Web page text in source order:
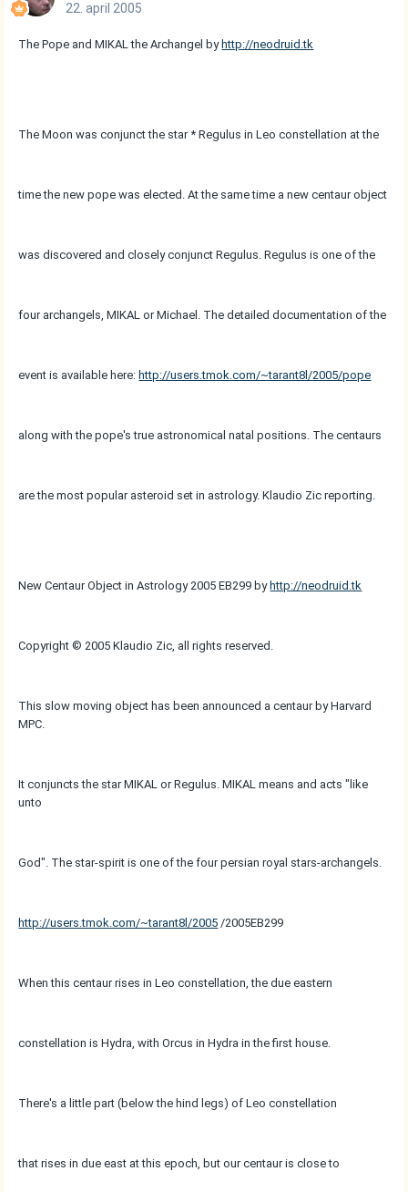
22. april 2005
The Pope and MIKAL the Archangel by http://neodruid.tk
The Moon was conjunct the star * Regulus in Leo constellation at the
time the new pope was elected. At the same time a new centaur object
was discovered and closely conjunct Regulus. Regulus is one of the
four archangels, MIKAL or Michael. The detailed documentation of the
event is available here: http://users.tmok.com/~tarant8l/2005/pope
along with the pope's true astronomical natal positions. The centaurs
are the most popular asteroid set in astrology. Klaudio Zic reporting.
New Centaur Object in Astrology 2005 EB299 by http://neodruid.tk
Copyright © 2005 Klaudio Zic, all rights reserved.
This slow moving object has been announced a centaur by Harvard
MPC.
It conjuncts the star MIKAL or Regulus. MIKAL means and acts "like
unto
God". The star-spirit is one of the four persian royal stars-archangels.
http://users.tmok.com/~tarant8l/2005 /2005EB299
When this centaur rises in Leo constellation, the due eastern
constellation is Hydra, with Orcus in Hydra in the first house.
There's a little part (below the hind legs) of Leo constellation
that rises in due east at this epoch, but our centaur is close to